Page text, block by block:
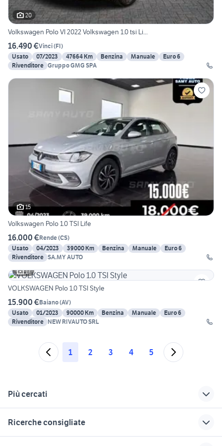
20
Volkswagen Polo VI 2022 Volkswagen 1.0 tsi Li...
16.490 €Vinci(FI)
Usato
07/2023 47664 Km Benzina Manuale
Euro 6
Rivenditore Gruppo GMG SPA
15
Volkswagen Polo 1.0 TSI Life
16.000 €Rende(CS)
Usato
04/2023 39000 Km Benzina Manuale
Euro 6
Rivenditore SA.MY AUTO
17
VOLKSWAGEN Polo 1.0 TSI Style
15.900 €Baiano(AV)
Usato
01/2023 90000 Km Benzina Manuale
Euro 6
Rivenditore NEW RIVAUTO SRL
1 2 3 4 5
Più cercati
Ricerche consigliate